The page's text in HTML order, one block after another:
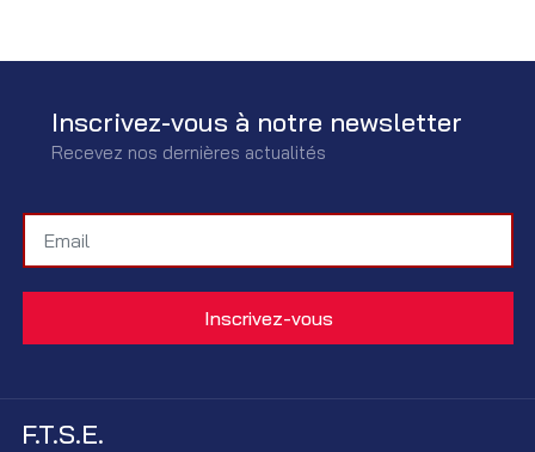
Inscrivez-vous à notre newsletter
Recevez nos dernières actualités
F.T.S.E.